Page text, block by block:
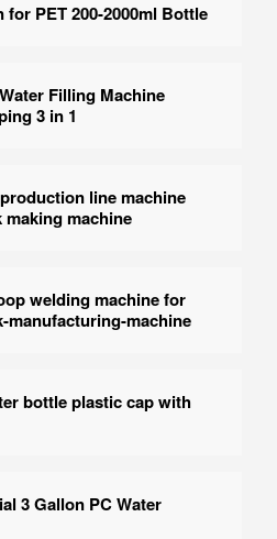
PET 200-2000ml Bottle
Filling Machine
3 in 1
line machine
machine
welding machine for
manufacturing-machine
bottle plastic cap with
3 Gallon PC Water